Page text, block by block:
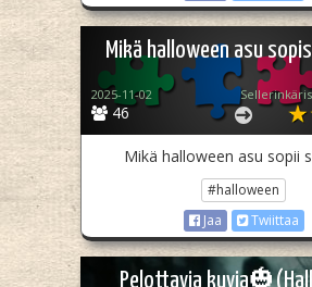
Mikä halloween asu
46
2025-11-02
Mikä halloween asu sopii
#halloween
Jaa
Twiittaa
Pelottavia